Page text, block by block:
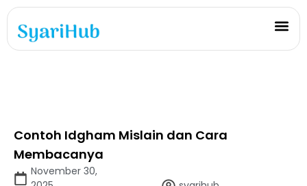
Contoh Idgham Mislain dan Cara
Membacanya
November 30,